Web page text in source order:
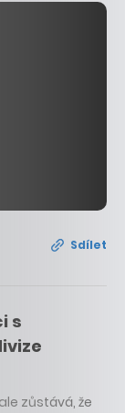
Sdílet
s
zůstává, že